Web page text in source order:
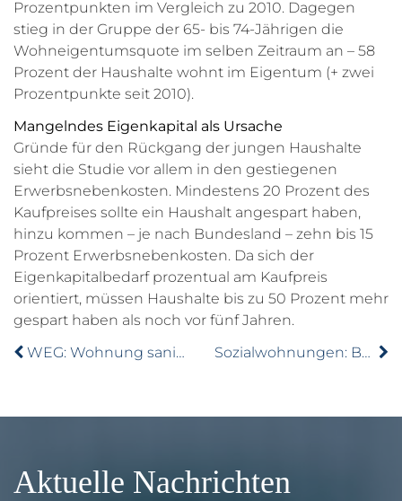
Prozentpunkten im Vergleich zu 2010. Dagegen
stieg in der Gruppe der 65- bis 74-Jährigen die
Wohneigentumsquote im selben Zeitraum an – 58
Prozent der Haushalte wohnt im Eigentum (+ zwei
Prozentpunkte seit 2010).
Mangelndes Eigenkapital als Ursache
Gründe für den Rückgang der jungen Haushalte
sieht die Studie vor allem in den gestiegenen
Erwerbsnebenkosten. Mindestens 20 Prozent des
Kaufpreises sollte ein Haushalt angespart haben,
hinzu kommen – je nach Bundesland – zehn bis 15
Prozent Erwerbsnebenkosten. Da sich der
Eigenkapitalbedarf prozentual am Kaufpreis
orientiert, müssen Haushalte bis zu 50 Prozent mehr
gespart haben als noch vor fünf Jahren.
WEG: Wohnung saniert, keine nachträgliche Erstattung
Sozialwohnungen: Bestand schrumpft weiter
Aktuelle Nachrichten